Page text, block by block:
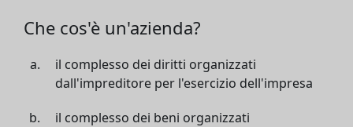
Che cos'è un'azienda?
il complesso dei diritti organizzati
dall'impreditore per l'esercizio dell'impresa
il complesso dei beni organizzati